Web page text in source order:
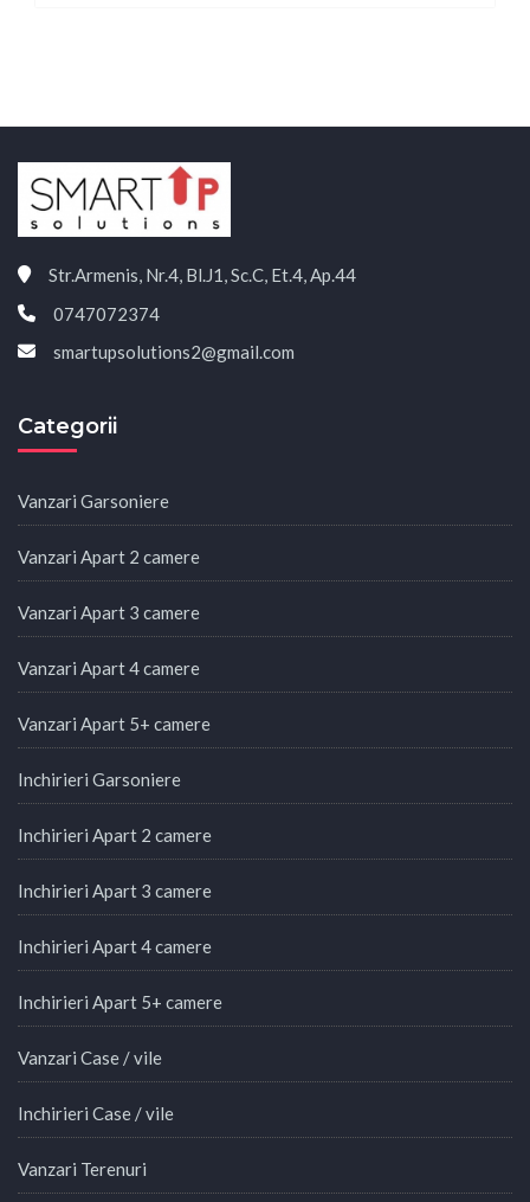
Str.Armenis, Nr.4, Bl.J1, Sc.C, Et.4, Ap.44
0747072374
smartupsolutions2@gmail.com
Categorii
Vanzari Garsoniere
Vanzari Apart 2 camere
Vanzari Apart 3 camere
Vanzari Apart 4 camere
Vanzari Apart 5+ camere
Inchirieri Garsoniere
Inchirieri Apart 2 camere
Inchirieri Apart 3 camere
Inchirieri Apart 4 camere
Inchirieri Apart 5+ camere
Vanzari Case / vile
Inchirieri Case / vile
Vanzari Terenuri